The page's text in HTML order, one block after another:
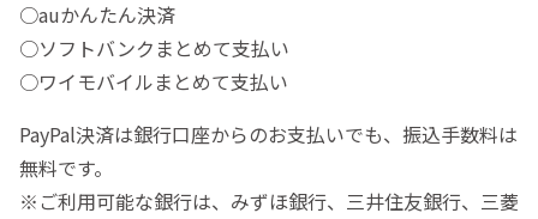
○auかんたん決済
○ソフトバンクまとめて支払い
○ワイモバイルまとめて支払い
PayPal決済は銀行口座からのお支払いでも、振込手数料は
無料です。
※ご利用可能な銀行は、みずほ銀行、三井住友銀行、三菱